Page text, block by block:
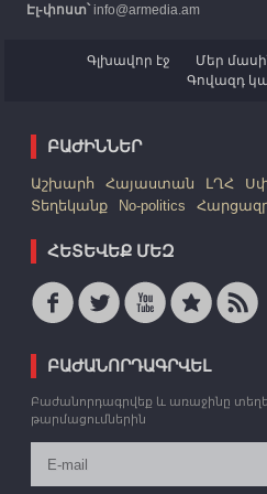
Էլ-փոստ՝info@armedia.am
Գլխավոր էջ Մեր
Գովազդ
ԲԱԺԻՆՆԵՐ
Աշխարհ Հայաստան ԼՂՀ
Տեղեկանք
No-politics
ՀԵՏԵՎԵՔ ՄԵԶ
ԲԱԺԱՆՈՐԴԱԳՐՎԵԼ
Բաժանորդագրվեք և առաջինը
թարմացումներին